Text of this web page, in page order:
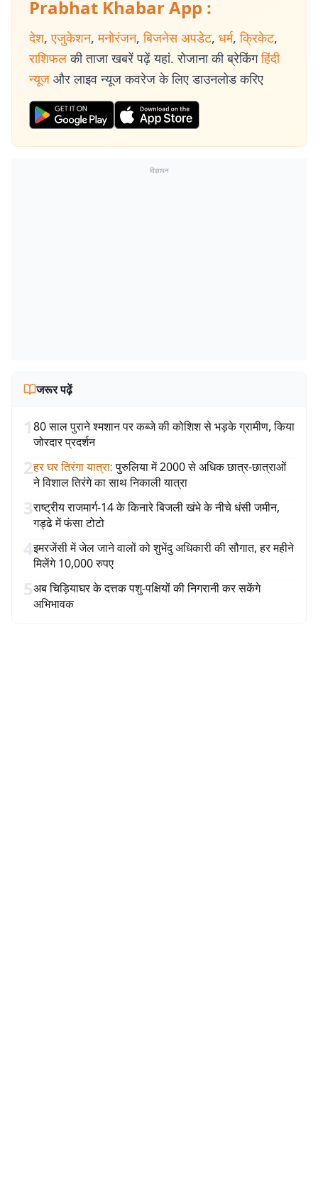
Prabhat Khabar App :
देश, एजुकेशन, मनोरंजन, बिजनेस अपडेट, धर्म, क्रिकेट,
राशिफल की ताजा खबरें पढ़ें यहां. रोजाना की ब्रेकिंग हिंदी
न्यूज और लाइव न्यूज कवरेज के लिए डाउनलोड करिए
विज्ञापन
जरूर पढ़ें
180 साल पुराने श्मशान पर कब्जे की कोशिश से भड़के ग्रामीण, किया
जोरदार प्रदर्शन
2हर घर तिरंगा यात्रा: पुरुलिया में 2000 से अधिक छात्र-छात्राओं
ने विशाल तिरंगे का साथ निकाली यात्रा
3राष्ट्रीय राजमार्ग-14 के किनारे बिजली खंभे के नीचे धंसी जमीन,
गड्ढे में फंसा टोटो
4इमरजेंसी में जेल जाने वालों को शुभेंदु अधिकारी की सौगात, हर महीने
मिलेंगे 10,000 रुपए
5अब चिड़ियाघर के दत्तक पशु-पक्षियों की निगरानी कर सकेंगे
अभिभावक